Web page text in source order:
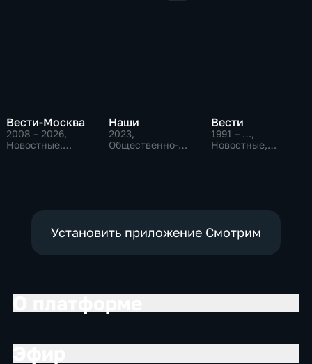
Вести-Москва
2008 – 2026,
Новостные,
Наши
2023,
Общественно-
Вести
1991 – …,
Новостные,
Установить приложение Смотрим